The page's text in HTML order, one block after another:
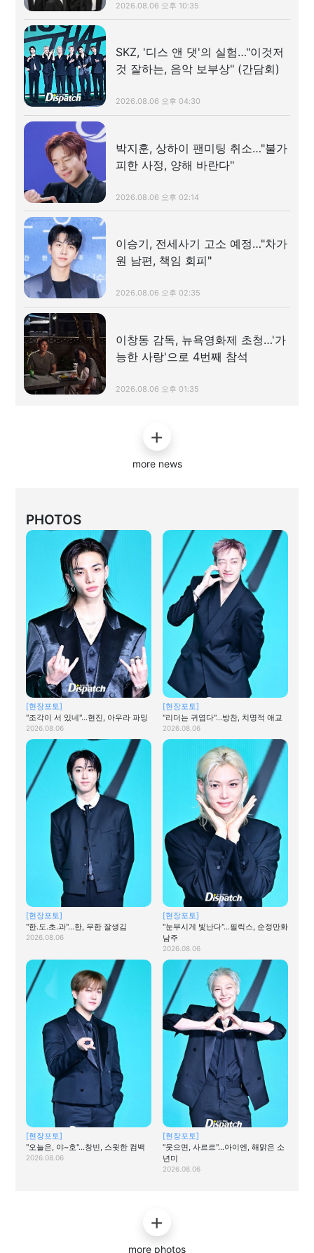
2026.08.06 오후 10:35
SKZ, '디스 앤 댓'의 실험…"이것저
것 잘하는, 음악 보부상" (간담회)
2026.08.06 오후 04:30
박지훈, 상하이 팬미팅 취소…"불가
피한 사정, 양해 바란다"
2026.08.06 오후 02:14
이승기, 전세사기 고소 예정…"차가
원 남편, 책임 회피"
2026.08.06 오후 02:35
이창동 감독, 뉴욕영화제 초청…'가
능한 사랑'으로 4번째 참석
2026.08.06 오후 01:35
more news
PHOTOS
[현장포토]
"조각이 서 있네"…현진, 아우라 파밍
2026.08.06
[현장포토]
"리더는 귀엽다"…방찬, 치명적 애교
2026.08.06
[현장포토]
"한.도.초.과"…한, 무한 잘생김
2026.08.06
[현장포토]
"눈부시게 빛난다"…필릭스, 순정만화
남주
2026.08.06
[현장포토]
"오늘은, 야~호"…창빈, 스윗한 컴백
2026.08.06
[현장포토]
"웃으면, 사르르"…아이엔, 해맑은 소
년미
2026.08.06
more photos